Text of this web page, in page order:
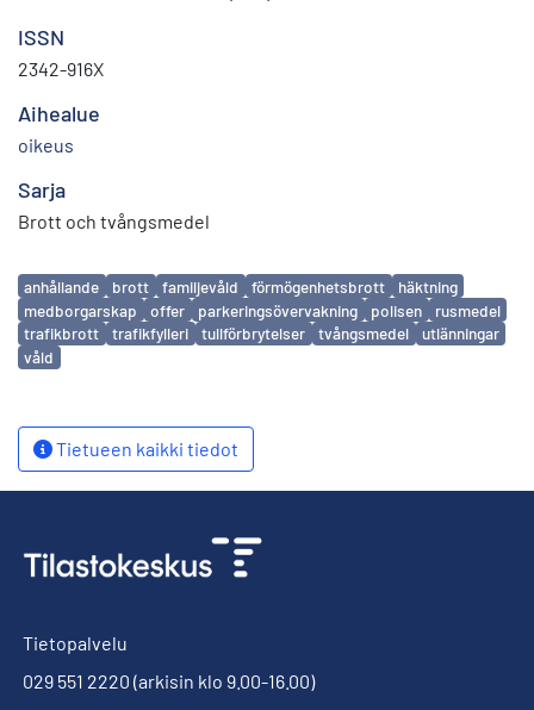
ISSN
2342-916X
Aihealue
oikeus
Sarja
Brott och tvångsmedel
Avainsanat
anhållande brott familjevåld förmögenhetsbrott
häktning
medborgarskap
offer parkeringsövervakning polisen
rusmedel
trafikbrott
trafikfylleri tullförbrytelser tvångsmedel
utlänningar
våld
Tietueen kaikki tiedot
Tietopalvelu
029 551 2220 (arkisin klo 9.00-16.00)